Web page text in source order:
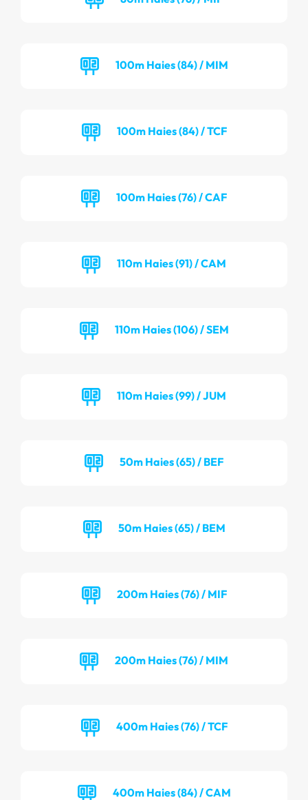
100m Haies (84) / MIM
100m Haies (84) / TCF
100m Haies (76) / CAF
110m Haies (91) / CAM
110m Haies (106) / SEM
110m Haies (99) / JUM
50m Haies (65) / BEF
50m Haies (65) / BEM
200m Haies (76) / MIF
200m Haies (76) / MIM
400m Haies (76) / TCF
400m Haies (84) / CAM